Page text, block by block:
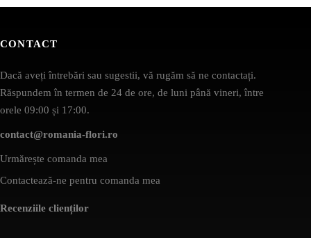
CONTACT
Dacă aveți întrebări sau sugestii, vă rugăm să ne contactați.
Răspundem în termen de 24 de ore, de luni până vineri, între
orele 09:00 și 17:00.
contact@romania-flori.ro
Urmărește comanda mea
Contactează-ne pentru comanda mea
Recenziile clienților